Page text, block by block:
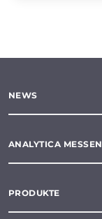
NEWS
ANALYTICA MESSEN
PRODUKTE